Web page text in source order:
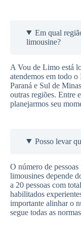
Em qual
limousine?
A Vou de Limo está
atendemos em todo
Paraná e Sul de
outras regiões. Entre
planejarmos seu
Posso levar
O número de pessoas
limousines depende
a 20 pessoas com
habilitados
importante alinhar o
segue todas as